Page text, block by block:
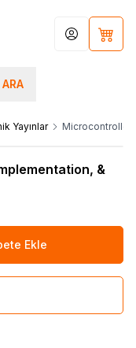
ARA
Hesabım
Yayınlar
&
Ekle